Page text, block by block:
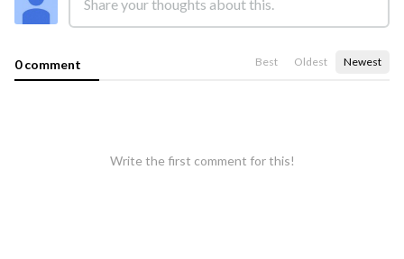
0 comment Best Oldest Newest
Write the first comment for this!